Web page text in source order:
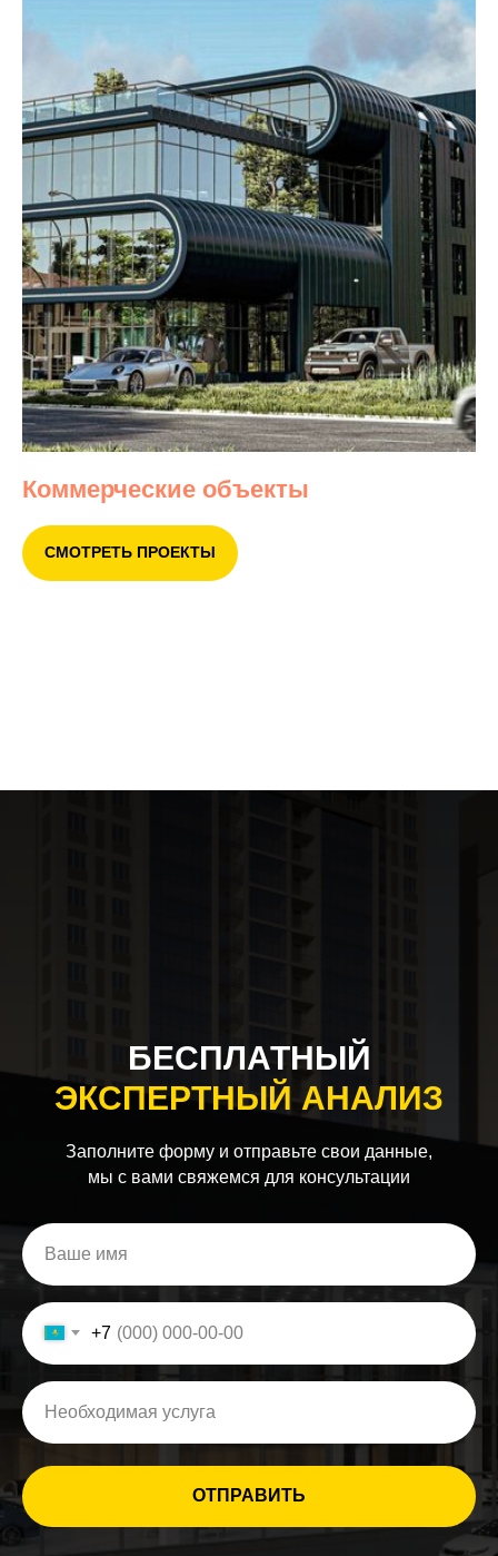
Коммерческие объекты
СМОТРЕТЬ ПРОЕКТЫ
БЕСПЛАТНЫЙ
ЭКСПЕРТНЫЙ АНАЛИЗ
Заполните форму и отправьте свои данные,
мы с вами свяжемся для консультации
+7
ОТПРАВИТЬ